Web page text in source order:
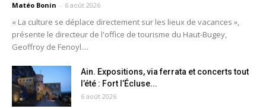
Matéo Bonin - 6 août 2026
« La culture se déplace directement sur les lieux de vacances »,
présente le directeur de l'office de tourisme du Haut-Bugey,
Geoffroy de Fenoyl....
Ain. Expositions, via ferrata et concerts tout
l’été : Fort l’Écluse...
6 août 2026